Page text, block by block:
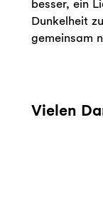
besser, ein
Dunkelheit
gemeinsam
Vielen